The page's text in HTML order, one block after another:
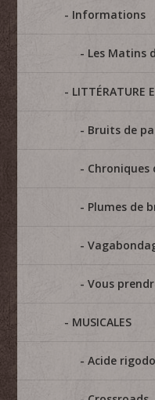
Informations
Les Matins
LITTÉRATURE
Bruits de
Plumes de
Vous
MUSICALES
Acide